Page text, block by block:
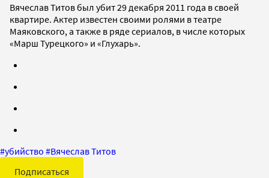
Вячеслав Титов был убит 29 декабря 2011 года в своей
квартире. Актер известен своими ролями в театре
Маяковского, а также в ряде сериалов, в числе которых
«Марш Турецкого» и «Глухарь».
#убийство #Вячеслав Титов
Подписаться